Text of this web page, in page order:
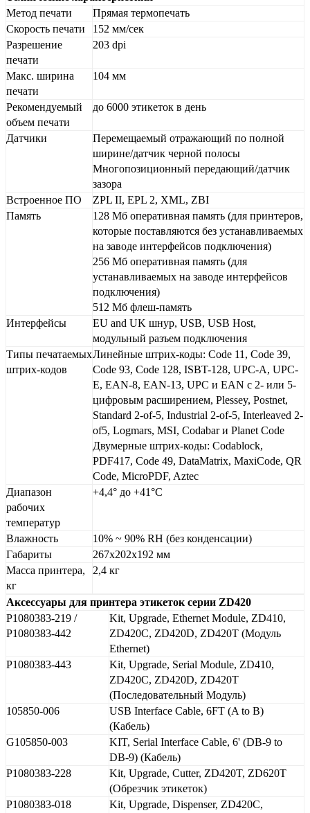
Метод печати
Прямая термопечать
Скорость печати
152 мм/сек
Разрешение
печати
203 dpi
Макс. ширина
печати
104 мм
Рекомендуемый
объем печати
до 6000 этикеток в день
Датчики
Перемещаемый отражающий по полной
ширине/датчик черной полосы
Многопозиционный передающий/датчик
зазора
Встроенное ПО
ZPL II, EPL 2, XML, ZBI
Память
128 Мб оперативная память (для принтеров,
которые поставляются без устанавливаемых
на заводе интерфейсов подключения)
256 Мб оперативная память (для
устанавливаемых на заводе интерфейсов
подключения)
512 Мб флеш-память
Интерфейсы
EU and UK шнур, USB, USB Host,
модульный разъем подключения
Типы печатаемых
штрих-кодов
Линейные штрих-коды: Code 11, Code 39,
Code 93, Code 128, ISBT-128, UPC-A, UPC-
E, EAN-8, EAN-13, UPC и EAN с 2- или 5-
цифровым расширением, Plessey, Postnet,
Standard 2-of-5, Industrial 2-of-5, Interleaved 2-
of5, Logmars, MSI, Codabar и Planet Code
Двумерные штрих-коды: Codablock,
PDF417, Code 49, DataMatrix, MaxiCode, QR
Code, MicroPDF, Aztec
Диапазон
рабочих
температур
+4,4° до +41°С
Влажность
10% ~ 90% RH (без конденсации)
Габариты
267x202x192 мм
Масса принтера,
кг
2,4 кг
Аксессуары для принтера этикеток серии ZD420
P1080383-219 /
P1080383-442
Kit, Upgrade, Ethernet Module, ZD410,
ZD420C, ZD420D, ZD420T (Модуль
Ethernet)
P1080383-443
Kit, Upgrade, Serial Module, ZD410,
ZD420C, ZD420D, ZD420T
(Последовательный Модуль)
105850-006
USB Interface Cable, 6FT (A to B)
(Кабель)
G105850-003
KIT, Serial Interface Cable, 6' (DB-9 to
DB-9) (Кабель)
P1080383-228
Kit, Upgrade, Cutter, ZD420T, ZD620T
(Обрезчик этикеток)
P1080383-018
Kit, Upgrade, Dispenser, ZD420C,